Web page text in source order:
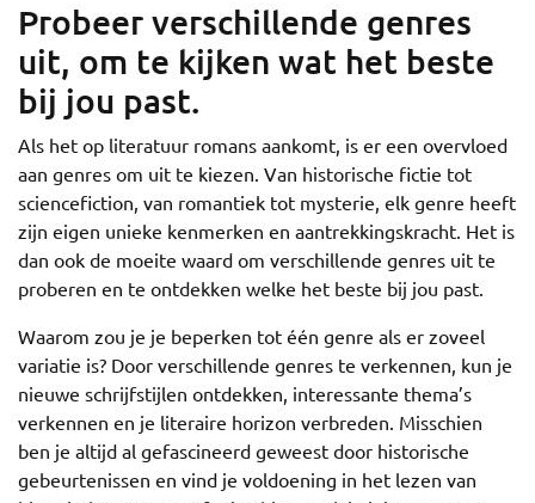
Probeer verschillende genres
uit, om te kijken wat het beste
bij jou past.
Als het op literatuur romans aankomt, is er een overvloed
aan genres om uit te kiezen. Van historische fictie tot
sciencefiction, van romantiek tot mysterie, elk genre heeft
zijn eigen unieke kenmerken en aantrekkingskracht. Het is
dan ook de moeite waard om verschillende genres uit te
proberen en te ontdekken welke het beste bij jou past.
Waarom zou je je beperken tot één genre als er zoveel
variatie is? Door verschillende genres te verkennen, kun je
nieuwe schrijfstijlen ontdekken, interessante thema’s
verkennen en je literaire horizon verbreden. Misschien
ben je altijd al gefascineerd geweest door historische
gebeurtenissen en vind je voldoening in het lezen van